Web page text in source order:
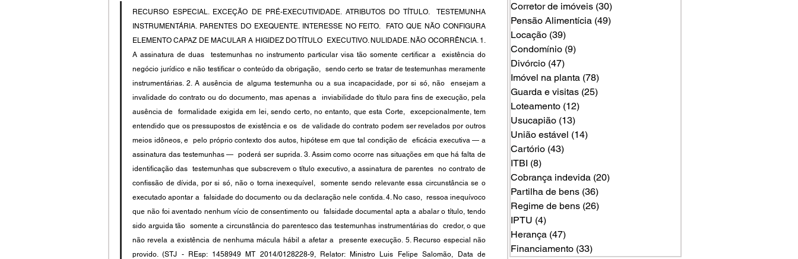
RECURSO ESPECIAL. EXCEÇÃO DE PRÉ-EXECUTIVIDADE. ATRIBUTOS DO TÍTULO.  TESTEMUNHA
INSTRUMENTÁRIA. PARENTES DO EXEQUENTE. INTERESSE NO FEITO.  FATO QUE NÃO CONFIGURA
ELEMENTO CAPAZ DE MACULAR A HIGIDEZ DO TÍTULO  EXECUTIVO. NULIDADE. NÃO OCORRÊNCIA. 1.
A assinatura de duas  testemunhas no instrumento particular visa tão somente certificar a  existência do
negócio jurídico e não testificar o conteúdo da obrigação,  sendo certo se tratar de testemunhas meramente
instrumentárias. 2. A ausência de alguma testemunha ou a sua incapacidade, por si só, não  ensejam a
invalidade do contrato ou do documento, mas apenas a  inviabilidade do título para fins de execução, pela
ausência de  formalidade exigida em lei, sendo certo, no entanto, que esta Corte,  excepcionalmente, tem
entendido que os pressupostos de existência e os  de validade do contrato podem ser revelados por outros
meios idôneos, e  pelo próprio contexto dos autos, hipótese em que tal condição de  eficácia executiva — a
assinatura das testemunhas —  poderá ser suprida. 3. Assim como ocorre nas situações em que há falta de
identificação das  testemunhas que subscrevem o título executivo, a assinatura de parentes  no contrato de
confissão de dívida, por si só, não o torna inexequível,  somente sendo relevante essa circunstância se o
executado apontar a  falsidade do documento ou da declaração nele contida. 4. No caso,  ressoa inequívoco
que não foi aventado nenhum vício de consentimento ou  falsidade documental apta a abalar o título, tendo
sido arguida tão  somente a circunstância do parentesco das testemunhas instrumentárias do  credor, o que
não revela a existência de nenhuma mácula hábil a afetar a  presente execução. 5. Recurso especial não
provido. (STJ - REsp: 1458949 MT 2014/0128228-9, Relator: Ministro Luis Felipe Salomão, Data de
Corretor de imóveis (30)
Pensão Alimentícia (49)
Locação (39)
Condomínio (9)
Divórcio (47)
Imóvel na planta (78)
Guarda e visitas (25)
Loteamento (12)
Usucapião (13)
União estável (14)
Cartório (43)
ITBI (8)
Cobrança indevida (20)
Partilha de bens (36)
Regime de bens (26)
IPTU (4)
Herança (47)
Financiamento (33)